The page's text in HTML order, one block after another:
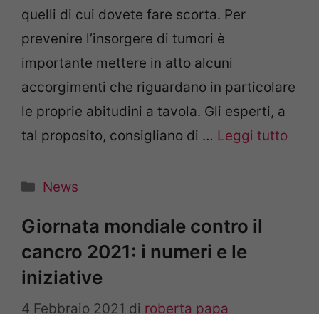
quelli di cui dovete fare scorta. Per
prevenire l’insorgere di tumori è
importante mettere in atto alcuni
accorgimenti che riguardano in particolare
le proprie abitudini a tavola. Gli esperti, a
tal proposito, consigliano di … Leggi tutto
Categorie
News
Giornata mondiale contro il
cancro 2021: i numeri e le
iniziative
4 Febbraio 2021 di roberta papa